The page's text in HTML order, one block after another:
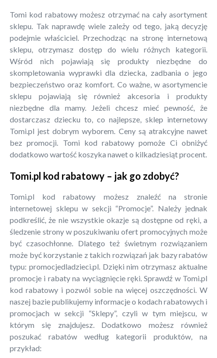
Tomi kod rabatowy możesz otrzymać na cały asortyment
sklepu. Tak naprawdę wiele zależy od tego, jaką decyzję
podejmie właściciel. Przechodząc na stronę internetową
sklepu, otrzymasz dostęp do wielu różnych kategorii.
Wśród nich pojawiają się produkty niezbędne do
skompletowania wyprawki dla dziecka, zadbania o jego
bezpieczeństwo oraz komfort. Co ważne, w asortymencie
sklepu pojawiają się również akcesoria i produkty
niezbędne dla mamy. Jeżeli chcesz mieć pewność, że
dostarczasz dziecku to, co najlepsze, sklep internetowy
Tomi.pl jest dobrym wyborem. Ceny są atrakcyjne nawet
bez promocji. Tomi kod rabatowy pomoże Ci obniżyć
dodatkowo wartość koszyka nawet o kilkadziesiąt procent.
Tomi.pl kod rabatowy – jak go zdobyć?
Tomi.pl kod rabatowy możesz znaleźć na stronie
internetowej sklepu w sekcji “Promocje”. Należy jednak
podkreślić, że nie wszystkie okazje są dostępne od ręki, a
śledzenie strony w poszukiwaniu ofert promocyjnych może
być czasochłonne. Dlatego też świetnym rozwiązaniem
może być korzystanie z takich rozwiązań jak bazy rabatów
typu: promocjedladzieci.pl. Dzięki nim otrzymasz aktualne
promocje i rabaty na wyciągnięcie ręki. Sprawdź w Tomi.pl
kod rabatowy i pozwól sobie na więcej oszczędności. W
naszej bazie publikujemy informacje o kodach rabatowych i
promocjach w sekcji “Sklepy”, czyli w tym miejscu, w
którym się znajdujesz. Dodatkowo możesz również
poszukać rabatów według kategorii produktów, na
przykład: